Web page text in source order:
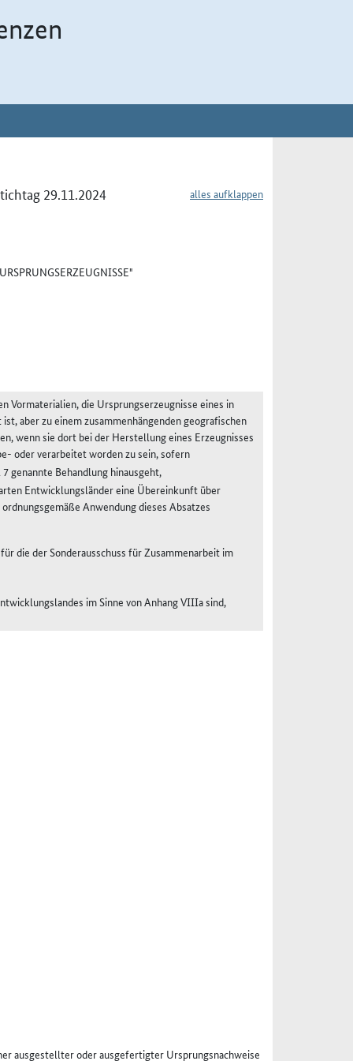
alles aufklappen
29.11.2024
Vormaterialien, die Ursprungserzeugnisse eines in
aber zu einem zusammenhängenden geografischen
wenn sie dort bei der Herstellung eines Erzeugnisses
oder verarbeitet worden zu sein, sofern
genannte Behandlung hinausgeht,
Entwicklungsländer eine Übereinkunft über
Anwendung dieses Absatzes
die der Sonderausschuss für Zusammenarbeit im
im Sinne von Anhang VIIIa sind,
ausgestellter oder ausgefertigter Ursprungsnachweise